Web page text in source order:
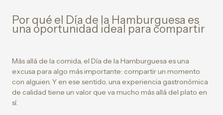
Por qué el Día de la Hamburguesa es
una oportunidad ideal para compartir
Más allá de la comida, el Día de la Hamburguesa es una
excusa para algo más importante: compartir un momento
con alguien. Y en ese sentido, una experiencia gastronómica
de calidad tiene un valor que va mucho más allá del plato en
sí.